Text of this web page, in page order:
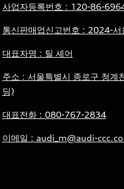
사업자등록번호 : 120-86-
통신판매업신고번호 : 2024-
대표자명 : 틸 셰어
주소 : 서울특별시 종로구 청
딩)
대표전화 : 080-767-2834
이메일 : audi_m@audi-